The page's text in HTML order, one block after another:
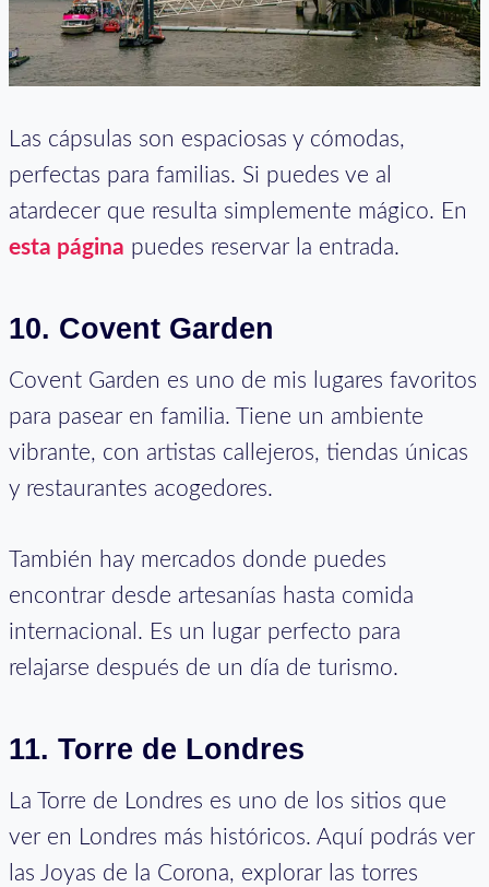
Las cápsulas son espaciosas y cómodas,
perfectas para familias. Si puedes ve al
atardecer que resulta simplemente mágico. En
esta página puedes reservar la entrada.
10. Covent Garden
Covent Garden es uno de mis lugares favoritos
para pasear en familia. Tiene un ambiente
vibrante, con artistas callejeros, tiendas únicas
y restaurantes acogedores.
También hay mercados donde puedes
encontrar desde artesanías hasta comida
internacional. Es un lugar perfecto para
relajarse después de un día de turismo.
11. Torre de Londres
La Torre de Londres es uno de los sitios que
ver en Londres más históricos. Aquí podrás ver
las Joyas de la Corona, explorar las torres